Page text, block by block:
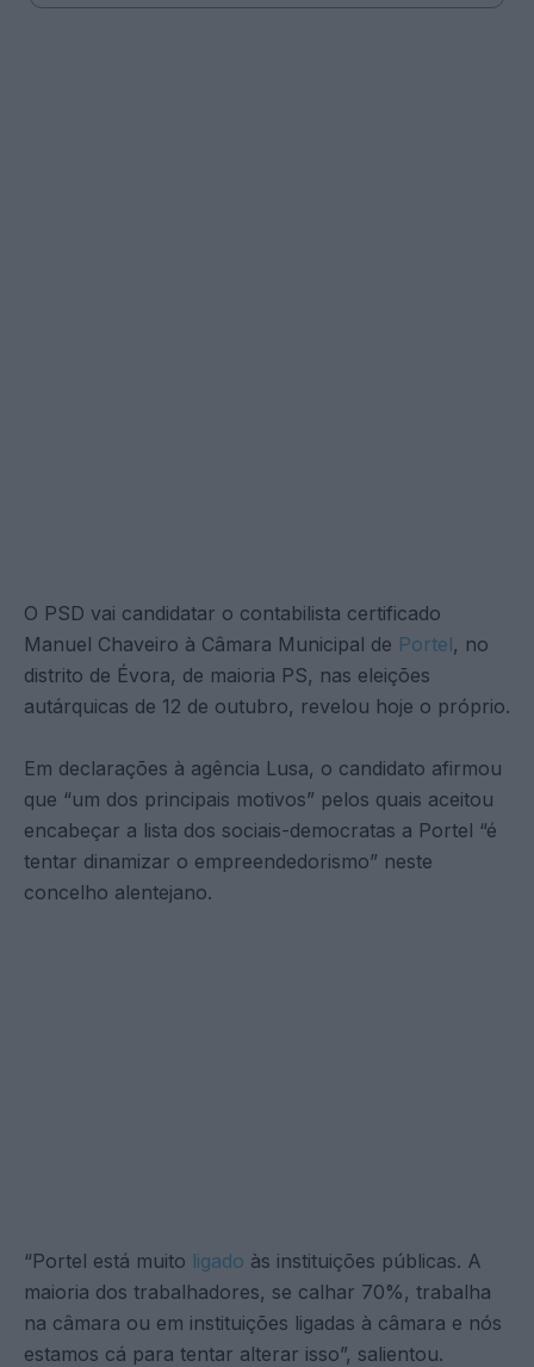
O PSD vai candidatar o contabilista certificado
Manuel Chaveiro à Câmara Municipal de Portel, no
distrito de Évora, de maioria PS, nas eleições
autárquicas de 12 de outubro, revelou hoje o próprio.
Em declarações à agência Lusa, o candidato afirmou
que “um dos principais motivos” pelos quais aceitou
encabeçar a lista dos sociais-democratas a Portel “é
tentar dinamizar o empreendedorismo” neste
concelho alentejano.
“Portel está muito ligado às instituições públicas. A
maioria dos trabalhadores, se calhar 70%, trabalha
na câmara ou em instituições ligadas à câmara e nós
estamos cá para tentar alterar isso”, salientou.